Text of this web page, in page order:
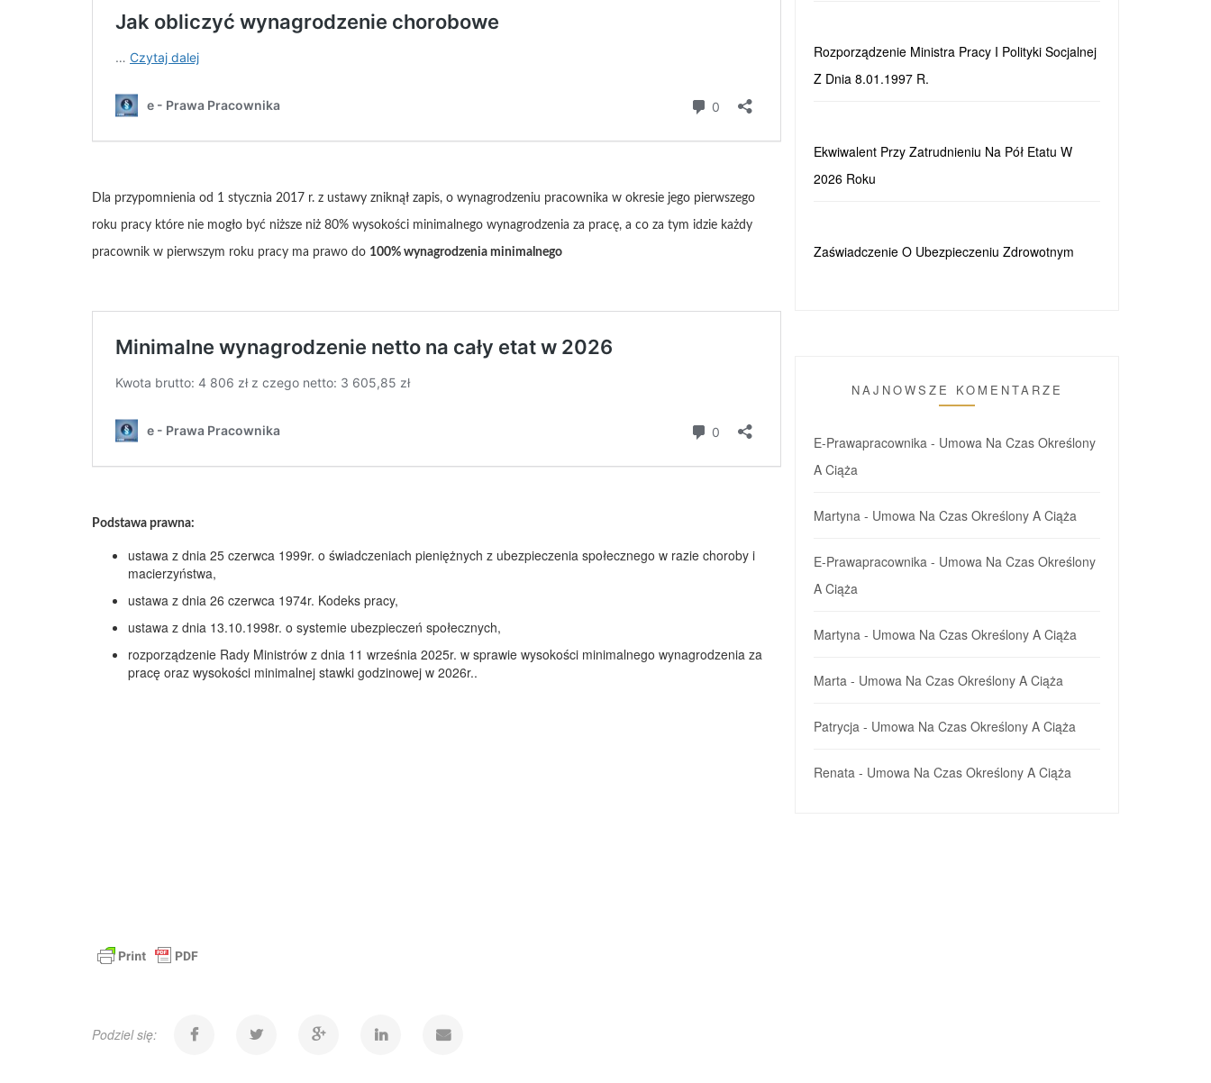
Dla przypomnienia od 1 stycznia 2017 r. z ustawy zniknął zapis, o wynagrodzeniu pracownika w okresie jego pierwszego
roku pracy które nie mogło być niższe niż 80% wysokości minimalnego wynagrodzenia za pracę, a co za tym idzie każdy
pracownik w pierwszym roku pracy ma prawo do 100% wynagrodzenia minimalnego
Podstawa prawna:
ustawa z dnia 25 czerwca 1999r. o świadczeniach pieniężnych z ubezpieczenia społecznego w razie choroby i
macierzyństwa,
ustawa z dnia 26 czerwca 1974r. Kodeks pracy,
ustawa z dnia 13.10.1998r. o systemie ubezpieczeń społecznych,
rozporządzenie Rady Ministrów z dnia 11 września 2025r. w sprawie wysokości minimalnego wynagrodzenia za
pracę oraz wysokości minimalnej stawki godzinowej w 2026r..
Podziel się:
Rozporządzenie Ministra Pracy I Polityki Socjalnej
Z Dnia 8.01.1997 R.
Ekwiwalent Przy Zatrudnieniu Na Pół Etatu W
2026 Roku
Zaświadczenie O Ubezpieczeniu Zdrowotnym
NAJNOWSZE KOMENTARZE
E-Prawapracownika - Umowa Na Czas Określony
A Ciąża
Martyna - Umowa Na Czas Określony A Ciąża
E-Prawapracownika - Umowa Na Czas Określony
A Ciąża
Martyna - Umowa Na Czas Określony A Ciąża
Marta - Umowa Na Czas Określony A Ciąża
Patrycja - Umowa Na Czas Określony A Ciąża
Renata - Umowa Na Czas Określony A Ciąża